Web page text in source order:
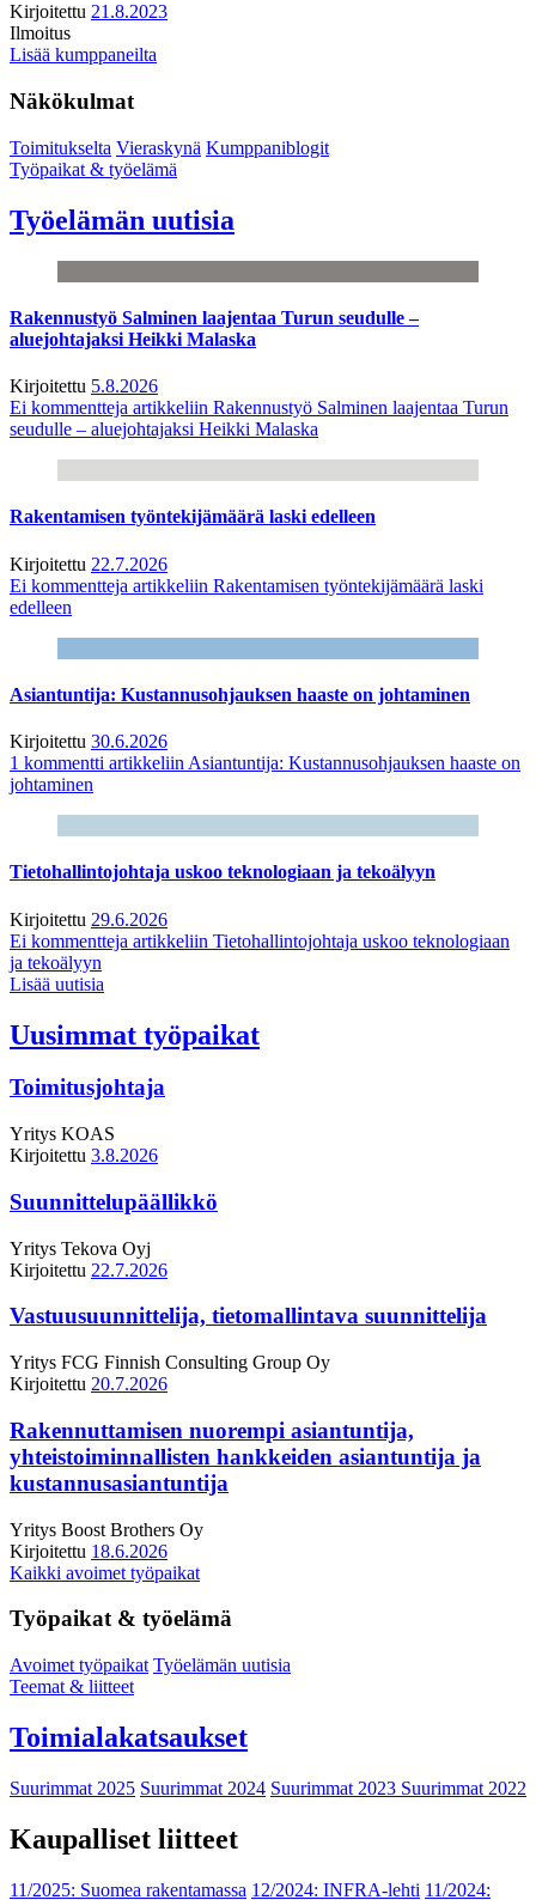
Kirjoitettu 21.8.2023
Ilmoitus
Lisää kumppaneilta
Näkökulmat
Toimitukselta Vieraskynä Kumppaniblogit
Työpaikat & työelämä
Työelämän uutisia
Rakennustyö Salminen laajentaa Turun seudulle –
aluejohtajaksi Heikki Malaska
Kirjoitettu 5.8.2026
Ei kommentteja artikkeliin Rakennustyö Salminen laajentaa Turun
seudulle – aluejohtajaksi Heikki Malaska
Rakentamisen työntekijämäärä laski edelleen
Kirjoitettu 22.7.2026
Ei kommentteja artikkeliin Rakentamisen työntekijämäärä laski
edelleen
Asiantuntija: Kustannusohjauksen haaste on johtaminen
Kirjoitettu 30.6.2026
1 kommentti artikkeliin Asiantuntija: Kustannusohjauksen haaste on
johtaminen
Tietohallintojohtaja uskoo teknologiaan ja tekoälyyn
Kirjoitettu 29.6.2026
Ei kommentteja artikkeliin Tietohallintojohtaja uskoo teknologiaan
ja tekoälyyn
Lisää uutisia
Uusimmat työpaikat
Toimitusjohtaja
Yritys KOAS
Kirjoitettu 3.8.2026
Suunnittelupäällikkö
Yritys Tekova Oyj
Kirjoitettu 22.7.2026
Vastuusuunnittelija, tietomallintava suunnittelija
Yritys FCG Finnish Consulting Group Oy
Kirjoitettu 20.7.2026
Rakennuttamisen nuorempi asiantuntija,
yhteistoiminnallisten hankkeiden asiantuntija ja
kustannusasiantuntija
Yritys Boost Brothers Oy
Kirjoitettu 18.6.2026
Kaikki avoimet työpaikat
Työpaikat & työelämä
Avoimet työpaikat Työelämän uutisia
Teemat & liitteet
Toimialakatsaukset
Suurimmat 2025 Suurimmat 2024 Suurimmat 2023 Suurimmat 2022
Kaupalliset liitteet
11/2025: Suomea rakentamassa 12/2024: INFRA-lehti 11/2024: